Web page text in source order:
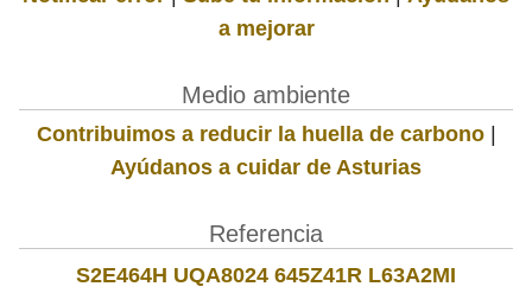
a mejorar
Medio ambiente
Contribuimos a reducir la huella de carbono|
Ayúdanos a cuidar de Asturias
Referencia
S2E464H UQA8024 645Z41R L63A2MI